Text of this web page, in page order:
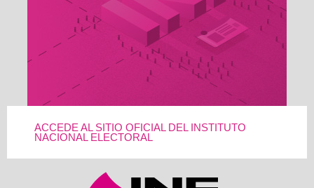
ACCEDE AL SITIO OFICIAL DEL INSTITUTO
NACIONAL ELECTORAL